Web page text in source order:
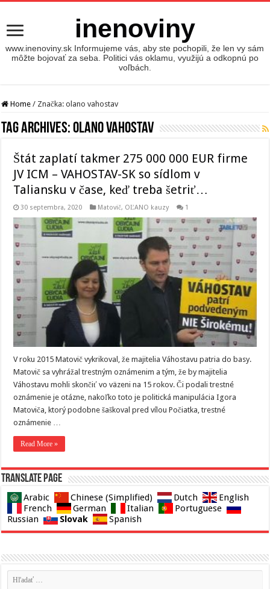
inenoviny
www.inenoviny.sk Informujeme vás, aby ste pochopili, že len vy sám
môžte bojovať za seba. Politici vás oklamu, využijú a odkopnú po
voľbách.
Home / Značka:olano vahostav
Tag Archives:olano vahostav
Štát zaplatí takmer 275 000 000 EUR firme
JV ICM – VAHOSTAV-SK so sídlom v
Taliansku v čase, keď treba šetriť…
30 septembra, 2020 Matovič, OĽANO kauzy 1
V roku 2015 Matovič vykrikoval, že majitelia Váhostavu patria do basy.
Matovič sa vyhrážal trestným oznámenim a tým, že by majitelia
Váhostavu mohli skončiť vo väzeni na 15 rokov. Či podali trestné
oznámenie je otázne, nakoľko toto je politická manipulácia Igora
Matoviča, ktorý podobne šaškoval pred vílou Počiatka, trestné
oznámenie …
Read More »
Translate page
Arabic Chinese (Simplified) Dutch
English
French
German Italian
Portuguese
Russian
Slovak Spanish